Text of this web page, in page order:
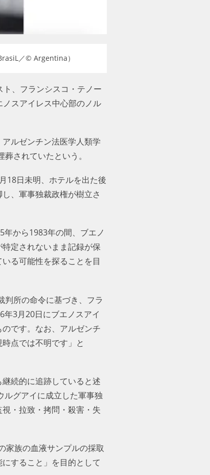
／© Argentina）
、フランシスコ・テノー
スアイレス中心部のノル
ルゼンチン法医学人類学
葬されていたという。
18日未明、ホテルを出た後
、軍事独裁政権が樹立さ
から1983年の間、ブエノ
定されないまま記録が保
る可能性を探ることを目
判所の命令に基づき、フラ
年3月20日にブエノスアイ
です。なお、アルゼンチ
点では不明です」と
続的に追跡していると述
ルグアイに成立した軍事独
・拉致・拷問・殺害・失
家族の血液サンプルの採取
すること」を目的として